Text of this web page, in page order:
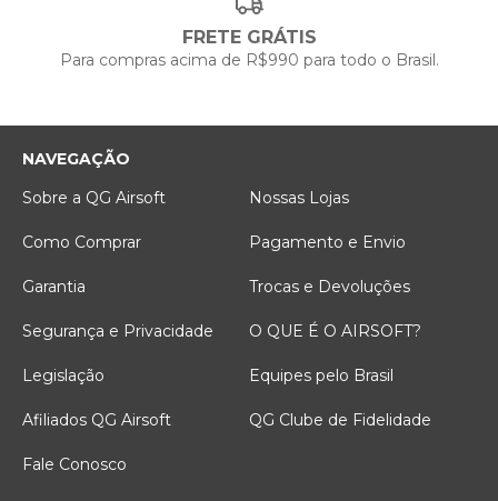
FRETE GRÁTIS
Para compras acima de R$990 para todo o Brasil.
NAVEGAÇÃO
Sobre a QG Airsoft
Nossas Lojas
Como Comprar Pagamento e Envio
Garantia Trocas e Devoluções
Segurança e Privacidade O QUE É O AIRSOFT?
Legislação Equipes pelo Brasil
Afiliados QG Airsoft QG Clube de Fidelidade
Fale Conosco